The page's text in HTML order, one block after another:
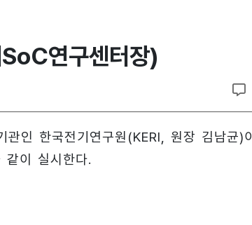
연구센터장)
인 한국전기연구원(KERI, 원장 김남균)이
이 실시한다.